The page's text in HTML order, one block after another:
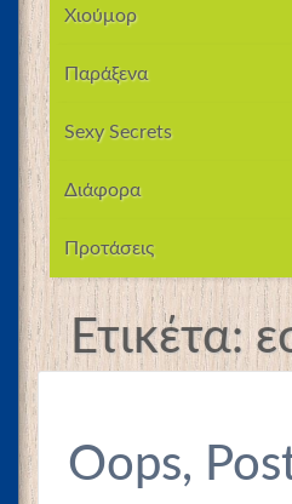
Χιούμορ
Παράξενα
Sexy Secrets
Διάφορα
Προτάσεις
Ετικέτα:
Oops,